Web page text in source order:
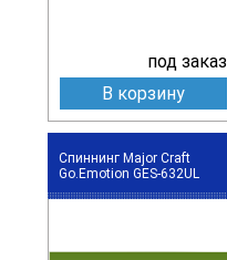
под заказ
В корзину
Спиннинг Major Craft
Go.Emotion GES-632UL